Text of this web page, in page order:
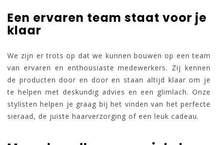
Een ervaren team staat voor je
klaar
We zijn er trots op dat we kunnen bouwen op een team
van ervaren en enthousiaste medewerkers. Zij kennen
de producten door en door en staan altijd klaar om je
te helpen met deskundig advies en een glimlach. Onze
stylisten helpen je graag bij het vinden van het perfecte
sieraad, de juiste haarverzorging of een leuk cadeau.